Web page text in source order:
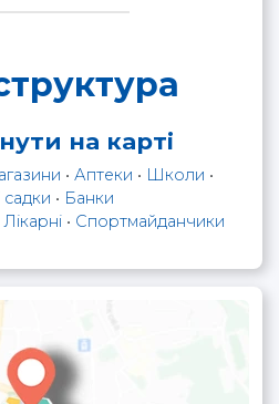
на карті
• Аптеки • Школи •
садки • Банки
Лікарні • Спортмайданчики